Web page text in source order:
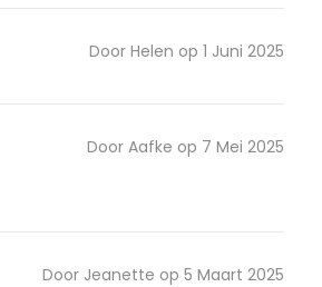
Door Helen op 1 Juni 2025
Door Aafke op 7 Mei 2025
Door Jeanette op 5 Maart 2025